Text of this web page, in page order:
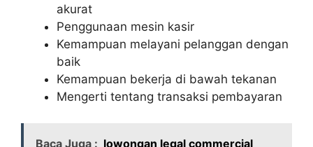
akurat
Penggunaan mesin kasir
Kemampuan melayani pelanggan dengan
baik
Kemampuan bekerja di bawah tekanan
Mengerti tentang transaksi pembayaran
Baca Juga : lowongan legal commercial